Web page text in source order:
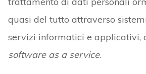
quasi del tutto attraverso
servizi informatici e applicativi,
software as a service.